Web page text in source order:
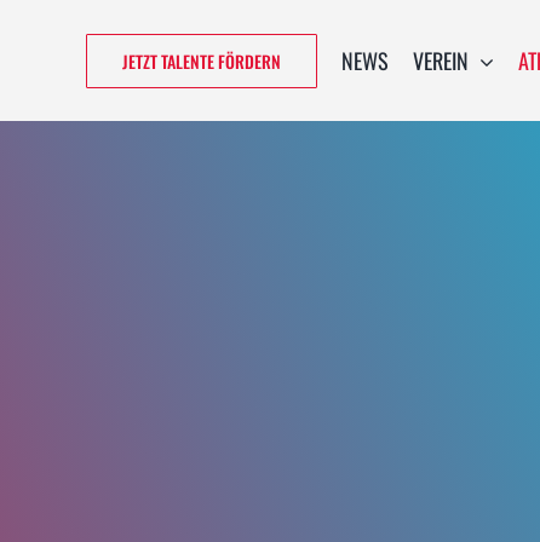
JETZT TALENTE FÖRDERN NEWS VEREIN